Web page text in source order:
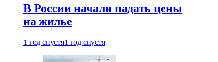
В России начали падать цены
на жилье
1 год спустя1 год спустя